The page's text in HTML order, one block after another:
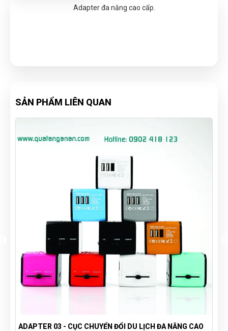
Adapter đa năng cao cấp.
SẢN PHẨM LIÊN QUAN
PHÍCH CẮM ĐIỆN DU LỊCH ĐA NĂNG IN LOGO